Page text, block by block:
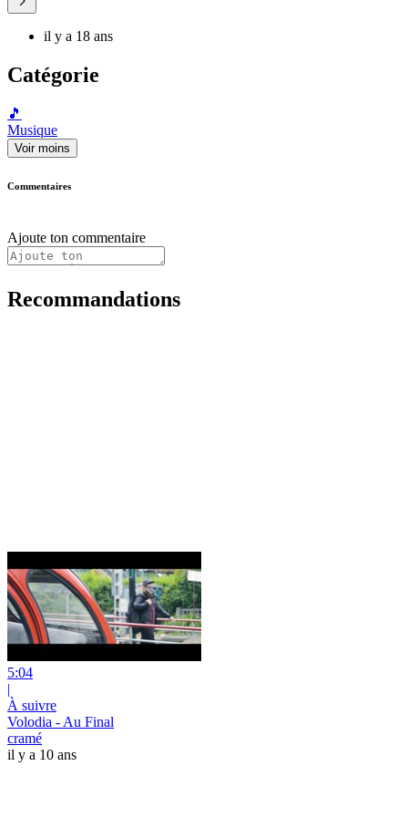
il y a 18 ans
Catégorie
🎵
Musique
Voir moins
Commentaires
Ajoute ton commentaire
Recommandations
5:04
|
À suivre
Volodia - Au Final
cramé
il y a 10 ans